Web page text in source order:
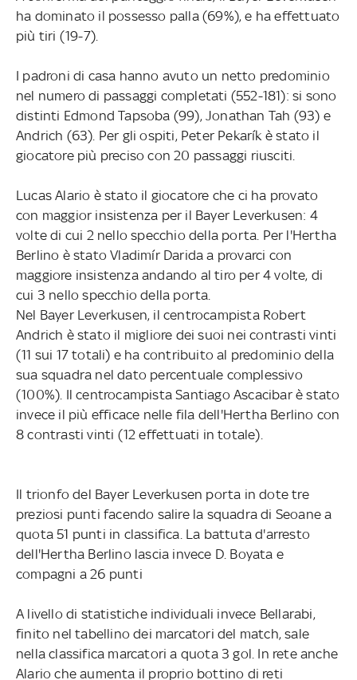
ha dominato il possesso palla (69%), e ha effettuato
più tiri (19-7).
I padroni di casa hanno avuto un netto predominio
nel numero di passaggi completati (552-181): si sono
distinti Edmond Tapsoba (99), Jonathan Tah (93) e
Andrich (63). Per gli ospiti, Peter Pekarík è stato il
giocatore più preciso con 20 passaggi riusciti.
Lucas Alario è stato il giocatore che ci ha provato
con maggior insistenza per il Bayer Leverkusen: 4
volte di cui 2 nello specchio della porta. Per l'Hertha
Berlino è stato Vladimír Darida a provarci con
maggiore insistenza andando al tiro per 4 volte, di
cui 3 nello specchio della porta.
Nel Bayer Leverkusen, il centrocampista Robert
Andrich è stato il migliore dei suoi nei contrasti vinti
(11 sui 17 totali) e ha contribuito al predominio della
sua squadra nel dato percentuale complessivo
(100%). Il centrocampista Santiago Ascacibar è stato
invece il più efficace nelle fila dell'Hertha Berlino con
8 contrasti vinti (12 effettuati in totale).
Il trionfo del Bayer Leverkusen porta in dote tre
preziosi punti facendo salire la squadra di Seoane a
quota 51 punti in classifica. La battuta d'arresto
dell'Hertha Berlino lascia invece D. Boyata e
compagni a 26 punti
A livello di statistiche individuali invece Bellarabi,
finito nel tabellino dei marcatori del match, sale
nella classifica marcatori a quota 3 gol. In rete anche
Alario che aumenta il proprio bottino di reti